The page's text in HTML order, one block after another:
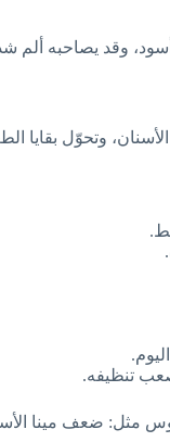
وقد يصاحبه ألم
وتحوّل بقايا
تنظيفه.
مثل: ضعف مينا